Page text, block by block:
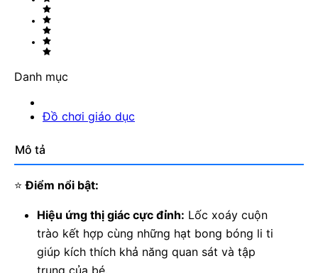
Danh mục
Đồ chơi giáo dục
Mô tả
⭐ Điểm nổi bật:
Hiệu ứng thị giác cực đỉnh: Lốc xoáy cuộn
trào kết hợp cùng những hạt bong bóng li ti
giúp kích thích khả năng quan sát và tập
trung của bé.